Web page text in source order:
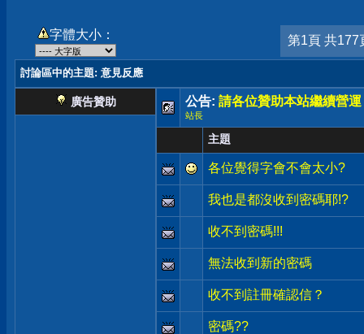
字體大小： 第1頁 共177
討論區中的主題: 意見反應
廣告贊助 公告: 請各位贊助本站繼續營運
站長
主題
各位覺得字會不會太小?
我也是都沒收到密碼耶!?
收不到密碼!!!
無法收到新的密碼
收不到註冊確認信？
密碼??